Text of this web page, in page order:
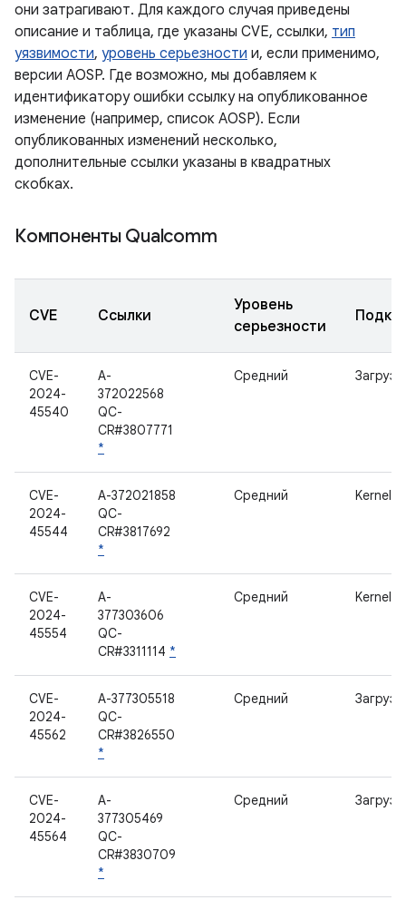
они затрагивают. Для каждого случая приведены
описание и таблица, где указаны CVE, ссылки, тип
уязвимости, уровень серьезности и, если применимо,
версии AOSP. Где возможно, мы добавляем к
идентификатору ошибки ссылку на опубликованное
изменение (например, список AOSP). Если
опубликованных изменений несколько,
дополнительные ссылки указаны в квадратных
скобках.
Компоненты Qualcomm
CVE Ссылки
Уровень
серьезности
CVE-
2024-
45540
A-
372022568
QC-
CR#3807771
*
Средний
CVE-
2024-
45544
A-372021858
QC-
CR#3817692
*
Средний Kernel
CVE-
2024-
45554
A-
377303606
QC-
CR#3311114 *
Средний Kernel
CVE-
2024-
45562
A-377305518
QC-
CR#3826550
*
Средний
CVE-
2024-
45564
A-
377305469
QC-
CR#3830709
*
Средний